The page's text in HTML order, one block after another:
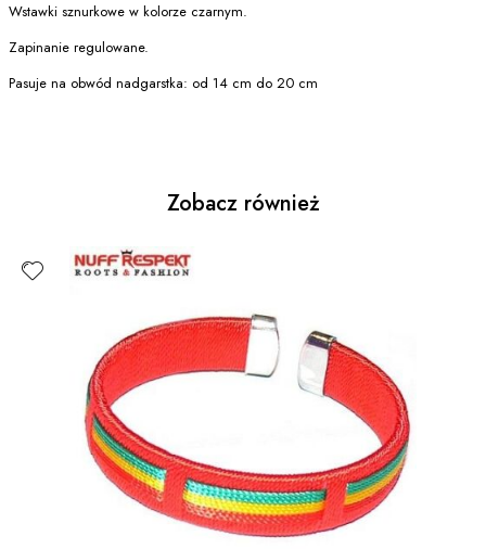
Wstawki sznurkowe w kolorze czarnym.
Zapinanie regulowane.
Pasuje na obwód nadgarstka: od 14 cm do 20 cm
Zobacz również